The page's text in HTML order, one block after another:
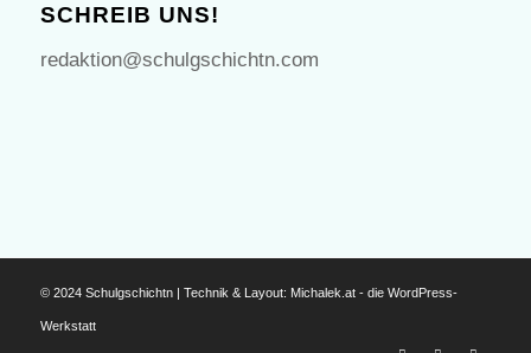
SCHREIB UNS!
redaktion@schulgschichtn.com
© 2024 Schulgschichtn | Technik & Layout: Michalek.at - die WordPress-
Werkstatt